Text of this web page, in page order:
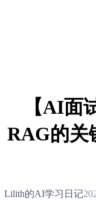
【AI面
RAG的关
Lilith的AI学习日记